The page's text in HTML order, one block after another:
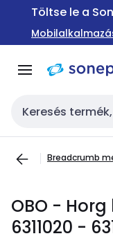
Ugrás a
Ugrás
Töltse le a
Keresési bemenet
Breadcrumb
OBO -
6311020 -